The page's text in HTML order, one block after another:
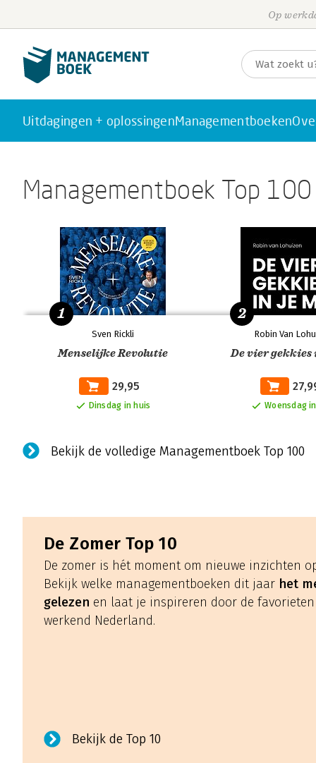
Op
Uitdagingen + oplossingenManagementboeken
Managementboek Top 100
Sven Rickli
Menselijke Revolutie
29,95
Dinsdag in huis
1
Robin Van
De vier gekkies
Woensdag
2
Bekijk de volledige Managementboek Top 100
De Zomer Top 10
De zomer is hét moment om nieuwe inzichten
Bekijk welke managementboeken dit jaar het
gelezen en laat je inspireren door de favorieten
werkend Nederland.
Bekijk de Top 10